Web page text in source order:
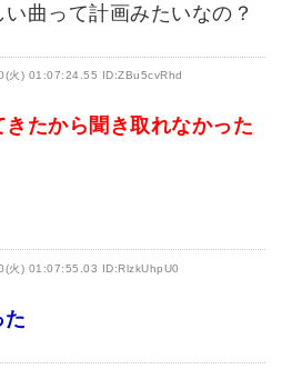
曲って計画みたいなの？
火) 01:07:24.55 ID:ZBu5cvRhd
たから聞き取れなかった
火) 01:07:55.03 ID:RlzkUhpU0
た